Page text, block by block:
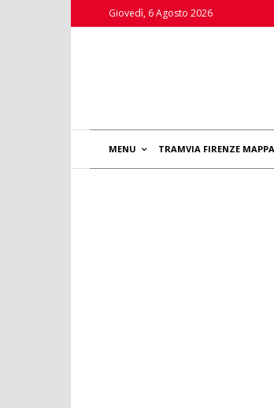
Giovedì, 6 Agosto 2026
MENU TRAMVIA FIRENZE MAPPA